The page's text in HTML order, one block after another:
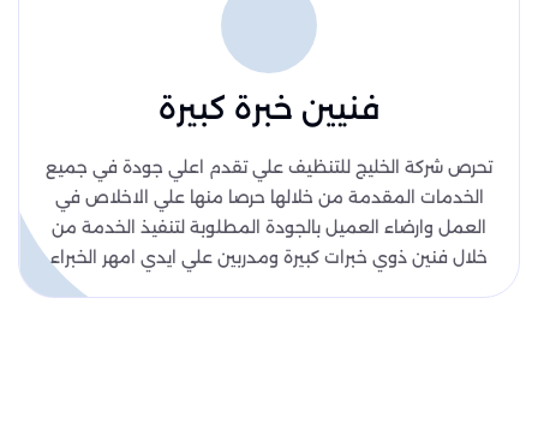
فنيين خبرة كبيرة
تحرص شركة الخليج للتنظيف علي تقدم اعلي جودة في جميع
الخدمات المقدمة من خلالها حرصا منها علي الاخلاص في
العمل وارضاء العميل بالجودة المطلوبة لتنفيذ الخدمة من
خلال فنين ذوي خبرات كبيرة ومدربين علي ايدي امهر الخبراء